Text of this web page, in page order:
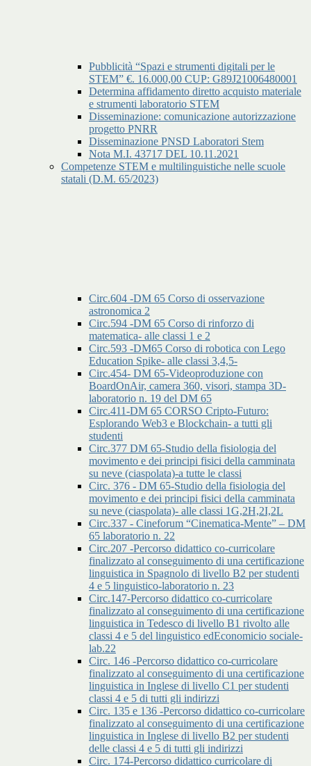
Pubblicità “Spazi e strumenti digitali per le
STEM” €. 16.000,00 CUP: G89J21006480001
Determina affidamento diretto acquisto materiale
e strumenti laboratorio STEM
Disseminazione: comunicazione autorizzazione
progetto PNRR
Disseminazione PNSD Laboratori Stem
Nota M.I. 43717 DEL 10.11.2021
Competenze STEM e multilinguistiche nelle scuole
statali (D.M. 65/2023)
Circ.604 -DM 65 Corso di osservazione
astronomica 2
Circ.594 -DM 65 Corso di rinforzo di
matematica- alle classi 1 e 2
Circ.593 -DM65 Corso di robotica con Lego
Education Spike- alle classi 3,4,5-
Circ.454- DM 65-Videoproduzione con
BoardOnAir, camera 360, visori, stampa 3D-
laboratorio n. 19 del DM 65
Circ.411-DM 65 CORSO Cripto-Futuro:
Esplorando Web3 e Blockchain- a tutti gli
studenti
Circ.377 DM 65-Studio della fisiologia del
movimento e dei principi fisici della camminata
su neve (ciaspolata)-a tutte le classi
Circ. 376 - DM 65-Studio della fisiologia del
movimento e dei principi fisici della camminata
su neve (ciaspolata)- alle classi 1G,2H,2I,2L
Circ.337 - Cineforum “Cinematica-Mente” – DM
65 laboratorio n. 22
Circ.207 -Percorso didattico co-curricolare
finalizzato al conseguimento di una certificazione
linguistica in Spagnolo di livello B2 per studenti
4 e 5 linguistico-laboratorio n. 23
Circ.147-Percorso didattico co-curricolare
finalizzato al conseguimento di una certificazione
linguistica in Tedesco di livello B1 rivolto alle
classi 4 e 5 del linguistico edEconomicio sociale-
lab.22
Circ. 146 -Percorso didattico co-curricolare
finalizzato al conseguimento di una certificazione
linguistica in Inglese di livello C1 per studenti
classi 4 e 5 di tutti gli indirizzi
Circ. 135 e 136 -Percorso didattico co-curricolare
finalizzato al conseguimento di una certificazione
linguistica in Inglese di livello B2 per studenti
delle classi 4 e 5 di tutti gli indirizzi
Circ. 174-Percorso didattico curricolare di